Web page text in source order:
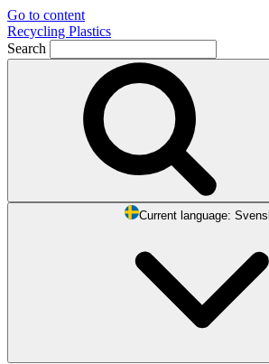
Go to content
Recycling Plastics
Search
Current language: